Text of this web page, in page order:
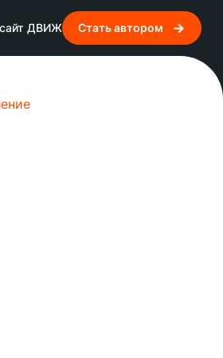
ДВИЖ Стать автором